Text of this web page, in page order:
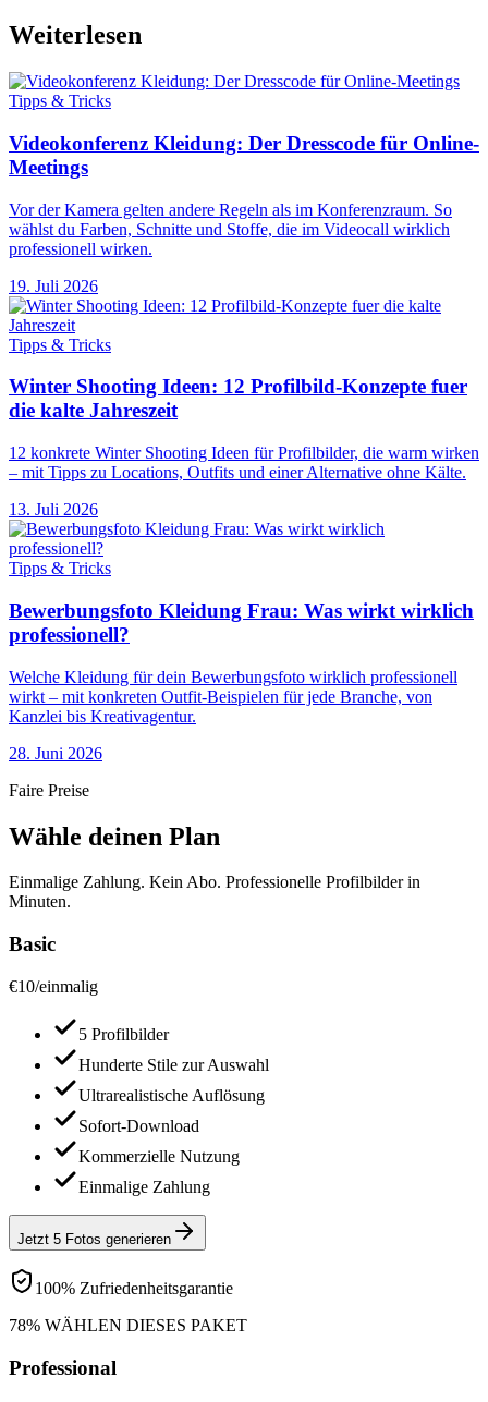
Weiterlesen
Tipps & Tricks
Videokonferenz Kleidung: Der Dresscode für Online-
Meetings
Vor der Kamera gelten andere Regeln als im Konferenzraum. So
wählst du Farben, Schnitte und Stoffe, die im Videocall wirklich
professionell wirken.
19. Juli 2026
Tipps & Tricks
Winter Shooting Ideen: 12 Profilbild-Konzepte fuer
die kalte Jahreszeit
12 konkrete Winter Shooting Ideen für Profilbilder, die warm wirken
– mit Tipps zu Locations, Outfits und einer Alternative ohne Kälte.
13. Juli 2026
Tipps & Tricks
Bewerbungsfoto Kleidung Frau: Was wirkt wirklich
professionell?
Welche Kleidung für dein Bewerbungsfoto wirklich professionell
wirkt – mit konkreten Outfit-Beispielen für jede Branche, von
Kanzlei bis Kreativagentur.
28. Juni 2026
Faire Preise
Wähle deinen Plan
Einmalige Zahlung. Kein Abo. Professionelle Profilbilder in
Minuten.
Basic
€10/einmalig
5 Profilbilder
Hunderte Stile zur Auswahl
Ultrarealistische Auflösung
Sofort-Download
Kommerzielle Nutzung
Einmalige Zahlung
Jetzt 5 Fotos generieren
100% Zufriedenheitsgarantie
78% WÄHLEN DIESES PAKET
Professional